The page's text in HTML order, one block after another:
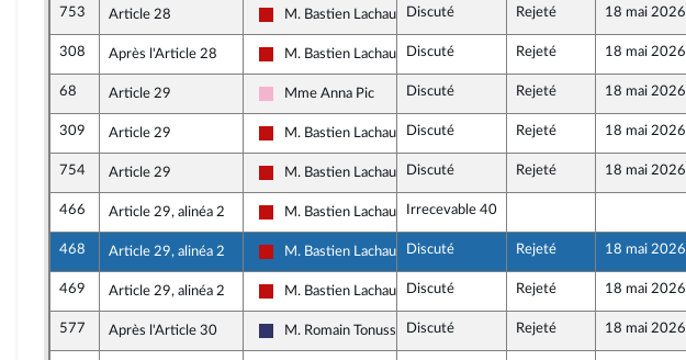
753 Article 28
La France insoumise - Nouveau Front Populaire
M. Bastien Lachaud Discuté Rejeté 18 mai 2026
308 Après l'Article 28
La France insoumise - Nouveau Front Populaire
M. Bastien Lachaud Discuté Rejeté 18 mai 2026
68 Article 29
Socialistes et apparentés
Mme Anna Pic Discuté Rejeté 18 mai 2026
309 Article 29
La France insoumise - Nouveau Front Populaire
M. Bastien Lachaud Discuté Rejeté 18 mai 2026
754 Article 29
La France insoumise - Nouveau Front Populaire
M. Bastien Lachaud Discuté Rejeté 18 mai 2026
466 Article 29, alinéa 2
La France insoumise - Nouveau Front Populaire
M. Bastien Lachaud Irrecevable 40
468 Article 29, alinéa 2
La France insoumise - Nouveau Front Populaire
M. Bastien Lachaud Discuté Rejeté 18 mai 2026
469 Article 29, alinéa 2
La France insoumise - Nouveau Front Populaire
M. Bastien Lachaud Discuté Rejeté 18 mai 2026
577 Après l'Article 30
Rassemblement National
M. Romain Tonussi Discuté Rejeté 18 mai 2026